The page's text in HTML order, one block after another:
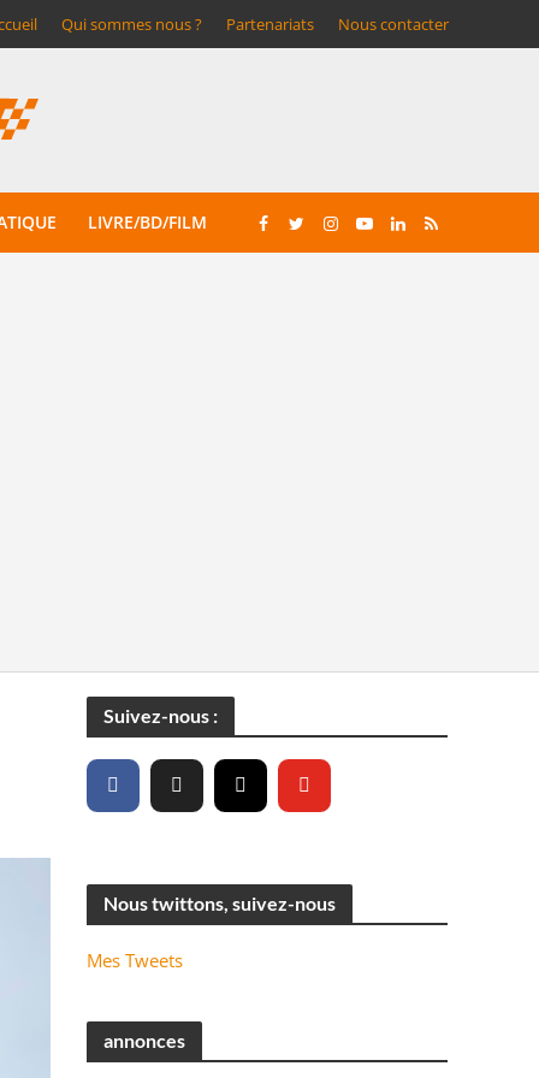
Qui sommes nous ? Partenariats Nous contacter
LIVRE/BD/FILM
Suivez-nous :
Nous twittons, suivez-nous
Mes Tweets
annonces